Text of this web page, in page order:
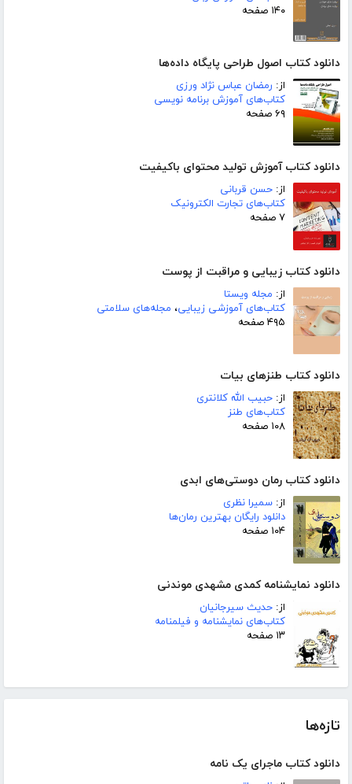
۱۴۰ صفحه
دانلود کتاب اصول طراحی پایگاه داده‌ها
از: رمضان عباس نژاد ورزی
کتاب‌های آموزش برنامه نویسی
۶۹ صفحه
دانلود کتاب آموزش تولید محتوای باکیفیت
از: حسن قربانی
کتاب‌های تجارت الکترونیک
۷ صفحه
دانلود کتاب زیبایی و مراقبت از پوست
از: مجله ویستا
کتاب‌های آموزشی زیبایی، مجله‌های سلامتی
۴۹۵ صفحه
دانلود کتاب طنزهای بیات
از: حبیب الله کلانتری
کتاب‌های طنز
۱۰۸ صفحه
دانلود کتاب رمان دوستی‌های ابدی
از: سمیرا نظری
دانلود رایگان بهترین رمان‌ها
۱۰۴ صفحه
دانلود نمایشنامه کمدی مشهدی موندنی
از: حدیث سیرجانیان
کتاب‌های نمایشنامه و فیلمنامه
۱۳ صفحه
تازه‌ها
دانلود کتاب ماجرای یک نامه